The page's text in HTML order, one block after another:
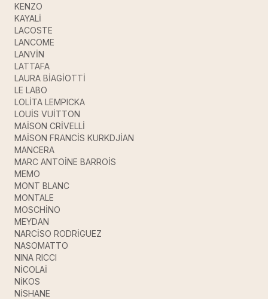
KENZO
KAYALİ
LACOSTE
LANCOME
LANVİN
LATTAFA
LAURA BİAGİOTTİ
LE LABO
LOLİTA LEMPICKA
LOUİS VUİTTON
MAİSON CRİVELLİ
MAİSON FRANCİS KURKDJİAN
MANCERA
MARC ANTOİNE BARROİS
MEMO
MONT BLANC
MONTALE
MOSCHİNO
MEYDAN
NARCİSO RODRİGUEZ
NASOMATTO
NINA RICCI
NİCOLAİ
NİKOS
NİSHANE